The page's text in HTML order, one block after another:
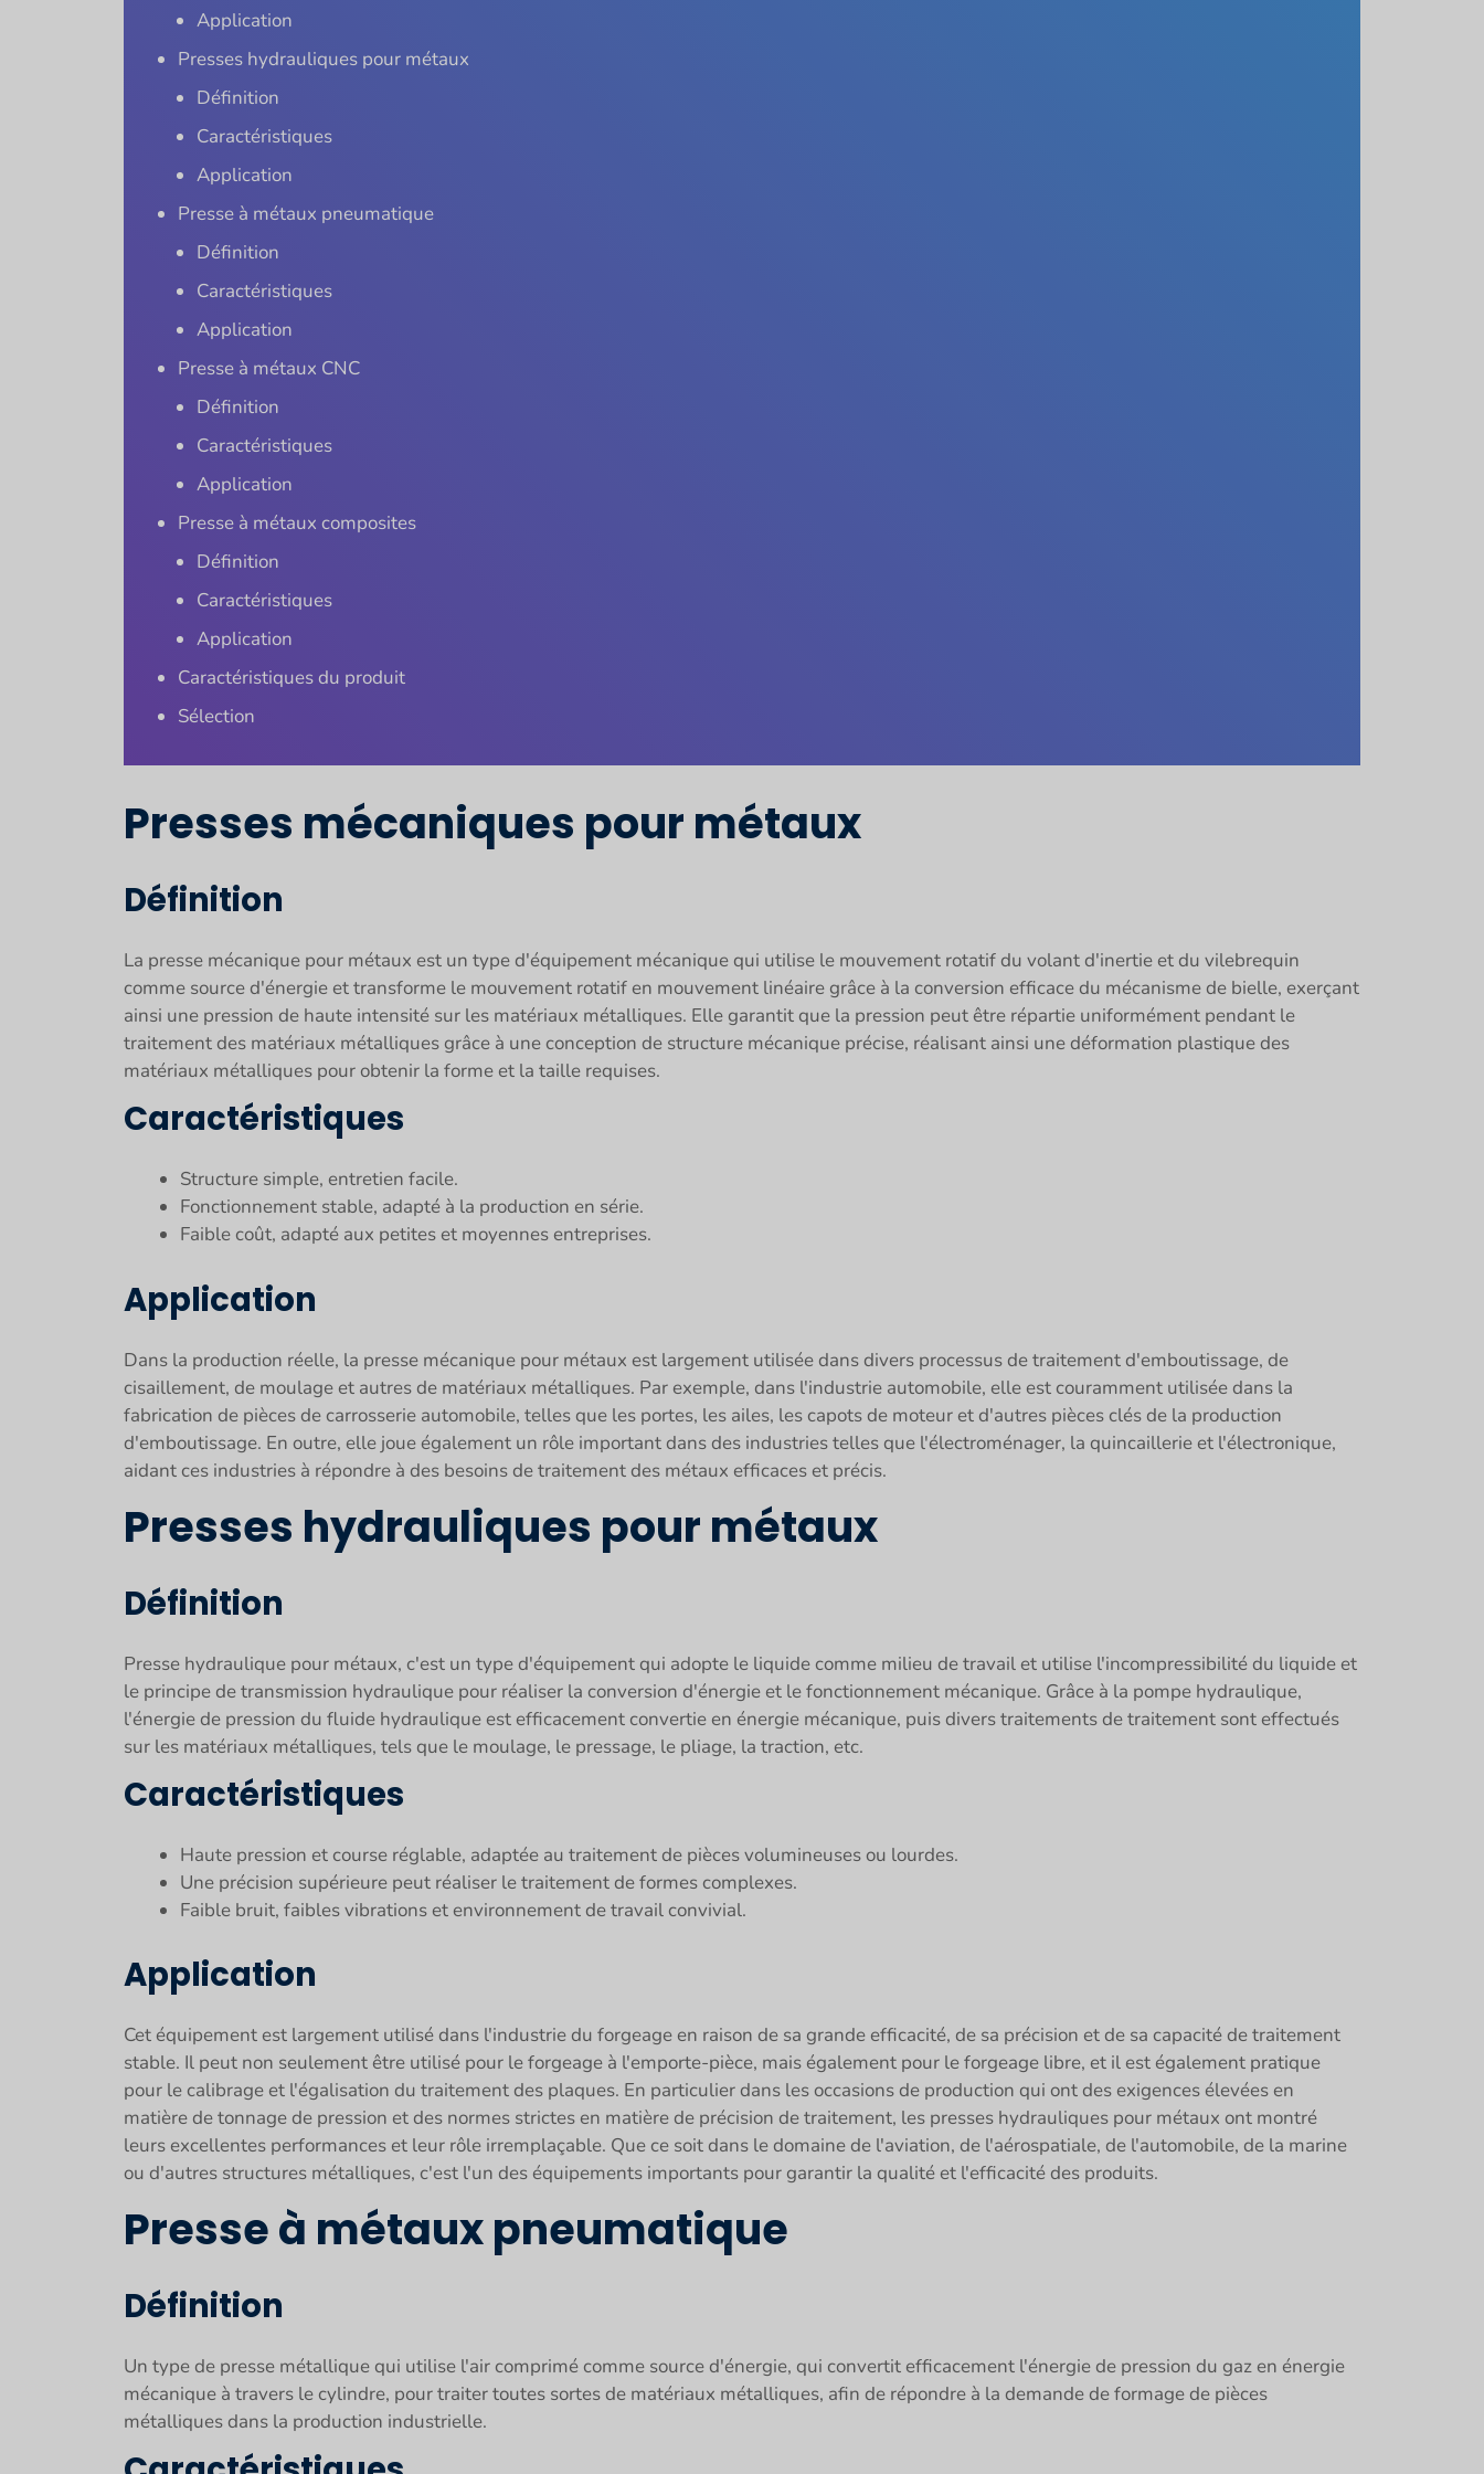
Application
Presses hydrauliques pour métaux
Définition
Caractéristiques
Application
Presse à métaux pneumatique
Définition
Caractéristiques
Application
Presse à métaux CNC
Définition
Caractéristiques
Application
Presse à métaux composites
Définition
Caractéristiques
Application
Caractéristiques du produit
Sélection
Presses mécaniques pour métaux
Définition
La presse mécanique pour métaux est un type d'équipement mécanique qui utilise le mouvement rotatif du volant d'inertie et du vilebrequin
comme source d'énergie et transforme le mouvement rotatif en mouvement linéaire grâce à la conversion efficace du mécanisme de bielle, exerçant
ainsi une pression de haute intensité sur les matériaux métalliques. Elle garantit que la pression peut être répartie uniformément pendant le
traitement des matériaux métalliques grâce à une conception de structure mécanique précise, réalisant ainsi une déformation plastique des
matériaux métalliques pour obtenir la forme et la taille requises.
Caractéristiques
Structure simple, entretien facile.
Fonctionnement stable, adapté à la production en série.
Faible coût, adapté aux petites et moyennes entreprises.
Application
Dans la production réelle, la presse mécanique pour métaux est largement utilisée dans divers processus de traitement d'emboutissage, de
cisaillement, de moulage et autres de matériaux métalliques. Par exemple, dans l'industrie automobile, elle est couramment utilisée dans la
fabrication de pièces de carrosserie automobile, telles que les portes, les ailes, les capots de moteur et d'autres pièces clés de la production
d'emboutissage. En outre, elle joue également un rôle important dans des industries telles que l'électroménager, la quincaillerie et l'électronique,
aidant ces industries à répondre à des besoins de traitement des métaux efficaces et précis.
Presses hydrauliques pour métaux
Définition
Presse hydraulique pour métaux, c'est un type d'équipement qui adopte le liquide comme milieu de travail et utilise l'incompressibilité du liquide et
le principe de transmission hydraulique pour réaliser la conversion d'énergie et le fonctionnement mécanique. Grâce à la pompe hydraulique,
l'énergie de pression du fluide hydraulique est efficacement convertie en énergie mécanique, puis divers traitements de traitement sont effectués
sur les matériaux métalliques, tels que le moulage, le pressage, le pliage, la traction, etc.
Caractéristiques
Haute pression et course réglable, adaptée au traitement de pièces volumineuses ou lourdes.
Une précision supérieure peut réaliser le traitement de formes complexes.
Faible bruit, faibles vibrations et environnement de travail convivial.
Application
Cet équipement est largement utilisé dans l'industrie du forgeage en raison de sa grande efficacité, de sa précision et de sa capacité de traitement
stable. Il peut non seulement être utilisé pour le forgeage à l'emporte-pièce, mais également pour le forgeage libre, et il est également pratique
pour le calibrage et l'égalisation du traitement des plaques. En particulier dans les occasions de production qui ont des exigences élevées en
matière de tonnage de pression et des normes strictes en matière de précision de traitement, les presses hydrauliques pour métaux ont montré
leurs excellentes performances et leur rôle irremplaçable. Que ce soit dans le domaine de l'aviation, de l'aérospatiale, de l'automobile, de la marine
ou d'autres structures métalliques, c'est l'un des équipements importants pour garantir la qualité et l'efficacité des produits.
Presse à métaux pneumatique
Définition
Un type de presse métallique qui utilise l'air comprimé comme source d'énergie, qui convertit efficacement l'énergie de pression du gaz en énergie
mécanique à travers le cylindre, pour traiter toutes sortes de matériaux métalliques, afin de répondre à la demande de formage de pièces
métalliques dans la production industrielle.